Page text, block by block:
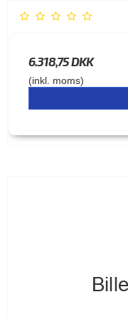
6.318,75 DKK
(inkl. moms)